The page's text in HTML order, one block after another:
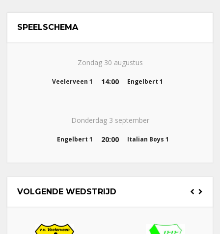
SPEELSCHEMA
Zondag 30 augustus
Veelerveen 1 14:00 Engelbert 1
Donderdag 3 september
Engelbert 1 20:00 Italian Boys 1
VOLGENDE WEDSTRIJD